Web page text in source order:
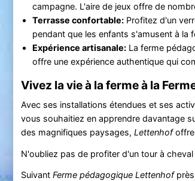
campagne. L'aire de jeux offre de
Terrasse confortable:Profitez d'un
pendant que les enfants s'amusent à la
Expérience artisanale:La ferme
offre une expérience authentique qui
Vivez la vie à la ferme à la
Avec ses installations étendues et ses
vous souhaitiez en apprendre davantage
des magnifiques paysages, Lettenhofoffre
N'oubliez pas de profiter d'un tour à
Suivant Ferme pédagogique Lettenhofprès